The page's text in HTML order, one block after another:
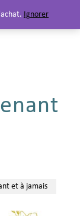
et à jamais
Ignorer